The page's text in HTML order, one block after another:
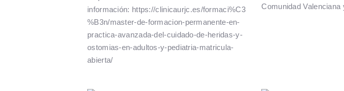
información: https://clinicaurjc.es/formaci%C3
%B3n/master-de-formacion-permanente-en-
practica-avanzada-del-cuidado-de-heridas-y-
ostomias-en-adultos-y-pediatria-matricula-
abierta/
Comunidad